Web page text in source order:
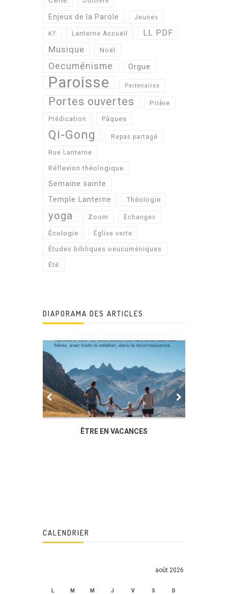
Enjeux de la Parole Jeunes
KT Lanterne Accueil LL PDF
Musique Noël
Oecuménisme Orgue
Paroisse Partenaires
Portes ouvertes Prière
Prédication Pâques
Qi-Gong Repas partagé
Rue Lanterne
Réflexion théologique
Semaine sainte
Temple Lanterne
Théologie
yoga Zoom Échanges
Écologie Église verte
Études bibliques oeucuméniques
Été
DIAPORAMA DES ARTICLES
ÊTRE EN VACANCES
CALENDRIER
août 2026
L M M J V S D